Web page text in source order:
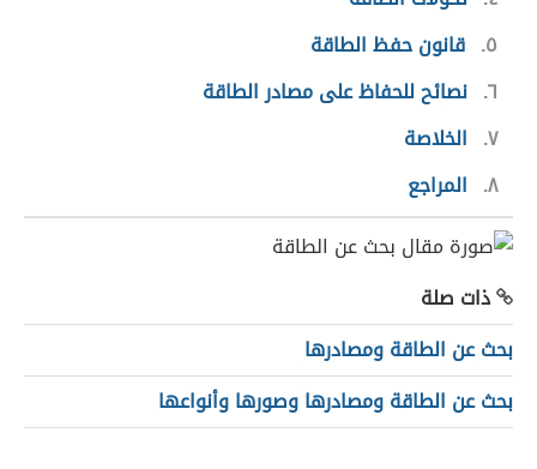
٥ قانون حفظ الطاقة
٦ نصائح للحفاظ على مصادر الطاقة
٧ الخلاصة
٨ المراجع
ذات صلة
بحث عن الطاقة ومصادرها
بحث عن الطاقة ومصادرها وصورها وأنواعها